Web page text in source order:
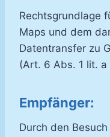
Rechtsgrundlage
Maps und dem
Datentransfer zu
(Art. 6 Abs. 1 lit. a
Empfänger:
Durch den